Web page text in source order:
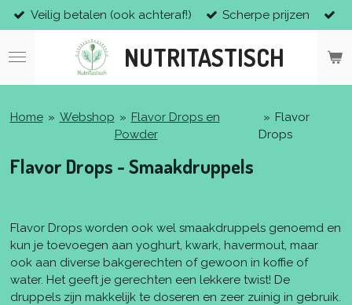
Ga
direct
naar
hoofdinhoud
NUTRITASTISCH
Veilig betalen (ook achteraf!) Scherpe prijzen
Home » Webshop » Flavor Drops en
Powder
» Flavor
Drops
Flavor Drops - Smaakdruppels
Flavor Drops worden ook wel smaakdruppels genoemd en
kun je toevoegen aan yoghurt, kwark, havermout, maar
ook aan diverse bakgerechten of gewoon in koffie of
water. Het geeft je gerechten een lekkere twist! De
druppels zijn makkelijk te doseren en zeer zuinig in gebruik.